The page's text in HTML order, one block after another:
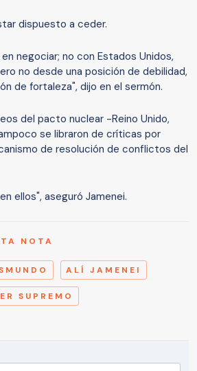
dispuesto a ceder.
negociar; no con Estados Unidos,
no desde una posición de debilidad,
de fortaleza", dijo en el sermón.
del pacto nuclear -Reino Unido,
se libraron de críticas por
de resolución de conflictos del
ellos", aseguró Jamenei.
NOTA
ALÍ JAMENEI
SUPREMO